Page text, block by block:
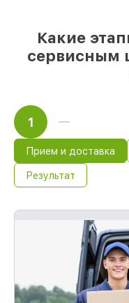
Какие
сервисным
1
Прием и доставка
Результат